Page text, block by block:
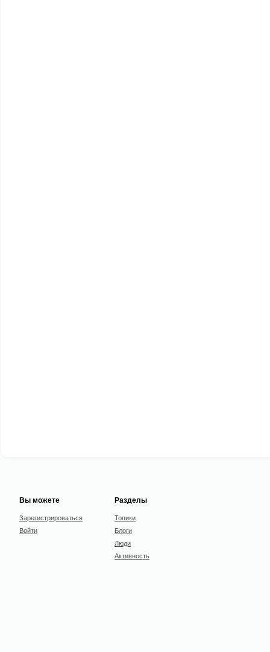
Вы можете
Зарегистрироваться
Войти
Разделы
Топики
Блоги
Люди
Активность